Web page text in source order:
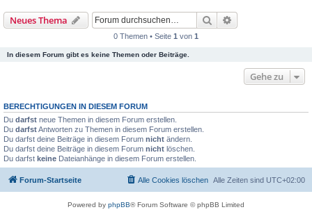
Neues Thema Suche
0 Themen • Seite 1 von 1
In diesem Forum gibt es keine Themen oder Beiträge.
Gehe zu
BERECHTIGUNGEN IN DIESEM FORUM
Du darfst neue Themen in diesem Forum erstellen.
Du darfstAntworten zu Themen in diesem Forum erstellen.
Du darfst deine Beiträge in diesem Forum nicht ändern.
Du darfst deine Beiträge in diesem Forum nicht löschen.
Du darfst keine Dateianhänge in diesem Forum erstellen.
Forum-Startseite Alle Zeiten sind UTC+02:00
Alle Cookies löschen
Powered by phpBB® Forum Software © phpBB Limited